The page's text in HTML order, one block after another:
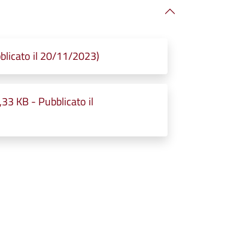
il 20/11/2023)
KB - Pubblicato il